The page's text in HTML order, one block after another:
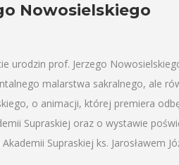
Nowosielskiego
urodzin prof. Jerzego
malarstwa sakralnego, ale
o animacji, której premiera
Supraskiej oraz o wystawie
Supraskiej ks. Jarosławem